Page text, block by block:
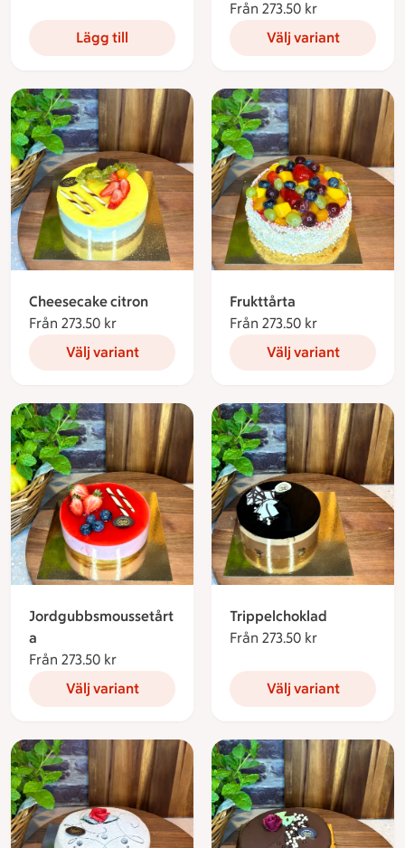
Lägg till
Från 273.50 kr
Välj variant
Cheesecake citron
Från 273.50 kr Från 273.50 kronor
Välj variant
Frukttårta
Från 273.50 kr
Välj variant
Jordgubbsmoussetårt
a
Från 273.50 kr
Välj variant
Trippelchoklad
Från 273.50 kr
Välj variant